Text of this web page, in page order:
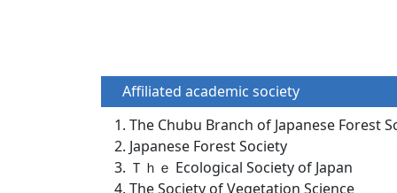
Affiliated academic society
The Chubu Branch of Japanese Forest
Japanese Forest Society
Ｔｈｅ Ecological Society of Japan
The Society of Vegetation Science